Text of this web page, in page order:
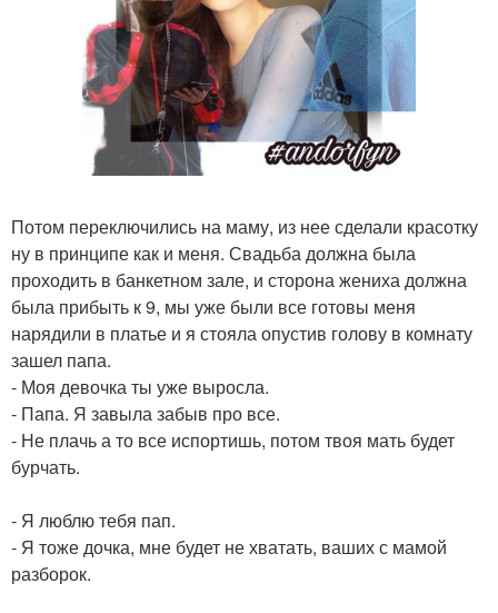
Потом переключились на маму, из нее сделали красотку
ну в принципе как и меня. Свадьба должна была
проходить в банкетном зале, и сторона жениха должна
была прибыть к 9, мы уже были все готовы меня
нарядили в платье и я стояла опустив голову в комнату
зашел папа.
- Моя девочка ты уже выросла.
- Папа. Я завыла забыв про все.
- Не плачь а то все испортишь, потом твоя мать будет
бурчать.
- Я люблю тебя пап.
- Я тоже дочка, мне будет не хватать, ваших с мамой
разборок.